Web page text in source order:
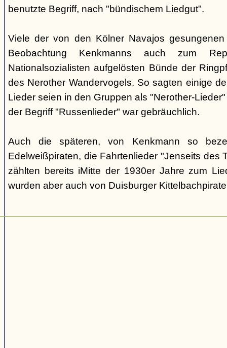
benutzte Begriff, nach "bündischem Liedgut".
Viele der von den Kölner Navajos
Beobachtung Kenkmanns auch zum
Nationalsozialisten aufgelösten Bünde der
des Nerother Wandervogels. So sagten einige
Lieder seien in den Gruppen als "Nerother-
der Begriff "Russenlieder" war gebräuchlich.
Auch die späteren, von Kenkmann so
Edelweißpiraten, die Fahrtenlieder "Jenseits des
zählten bereits iMitte der 1930er Jahre zum
wurden aber auch von Duisburger